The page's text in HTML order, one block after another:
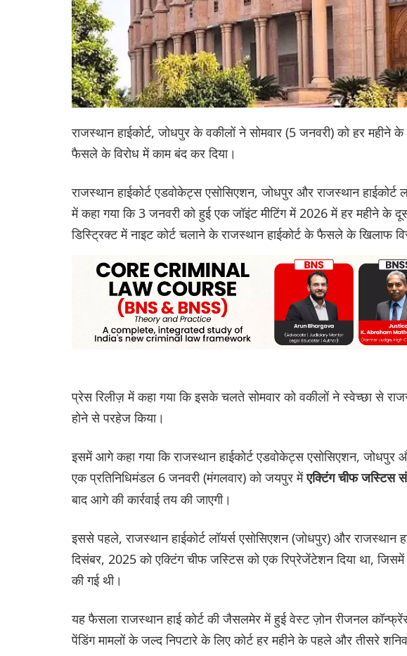
राजस्थान हाईकोर्ट, जोधपुर के वकीलों ने सोमवार (5 जनवरी) को हर महीने
फैसले के विरोध में काम बंद कर दिया।
राजस्थान हाईकोर्ट एडवोकेट्स एसोसिएशन, जोधपुर और राजस्थान हाईकोर्ट
में कहा गया कि 3 जनवरी को हुई एक जॉइंट मीटिंग में 2026 में हर महीने के
डिस्ट्रिक्ट में नाइट कोर्ट चलाने के राजस्थान हाईकोर्ट के फैसले के खिलाफ
प्रेस रिलीज़ में कहा गया कि इसके चलते सोमवार को वकीलों ने स्वेच्छा से
होने से परहेज किया।
इसमें आगे कहा गया कि राजस्थान हाईकोर्ट एडवोकेट्स एसोसिएशन, जोधपुर
एक प्रतिनिधिमंडल 6 जनवरी (मंगलवार) को जयपुर मेंएक्टिंग चीफ जस्टिस
बाद आगे की कार्रवाई तय की जाएगी।
इससे पहले, राजस्थान हाईकोर्ट लॉयर्स एसोसिएशन (जोधपुर) और
दिसंबर, 2025 को एक्टिंग चीफ जस्टिस को एक रिप्रेजेंटेशन दिया था,
की गई थी।
यह फैसला राजस्थान हाई कोर्ट की जैसलमेर में हुई वेस्ट ज़ोन रीजनल
पेंडिंग मामलों के जल्द निपटारे के लिए कोर्ट हर महीने के पहले और तीसरे